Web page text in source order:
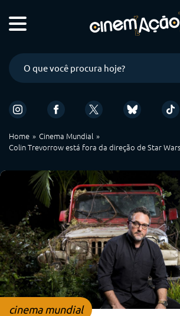
Home
Cinema Mundial
Colin Trevorrow está fora da direção de Star
cinema mundial